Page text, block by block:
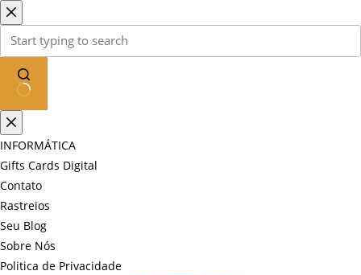
Pular
para
conteúdo
Sem
resultados
INFORMÁTICA
Gifts Cards Digital
Contato
Rastreios
Seu Blog
Sobre Nós
Politica de Privacidade